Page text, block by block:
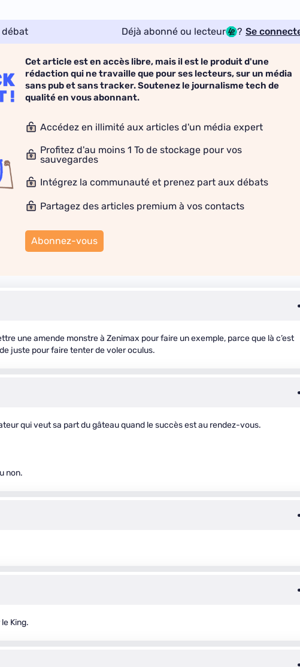
Déjà abonné ou lecteur ? Se
Cet article est en accès libre, mais il est le produit d'une
rédaction qui ne travaille que pour ses lecteurs, sur un média
sans pub et sans tracker. Soutenez le journalisme tech de
qualité en vous abonnant.
Accédez en illimité aux articles d'un média expert
Profitez d'au moins 1 To de stockage pour vos
sauvegardes
Intégrez la communauté et prenez part aux débats
Partagez des articles premium à vos contacts
Abonnez-vous
une amende monstre à Zenimax pour faire un exemple, parce que là c’est
juste pour faire tenter de voler oculus.
qui veut sa part du gâteau quand le succès est au rendez-vous.
non.
King.